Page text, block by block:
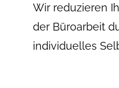
Wir reduzieren
der Büroarbeit
individuelles